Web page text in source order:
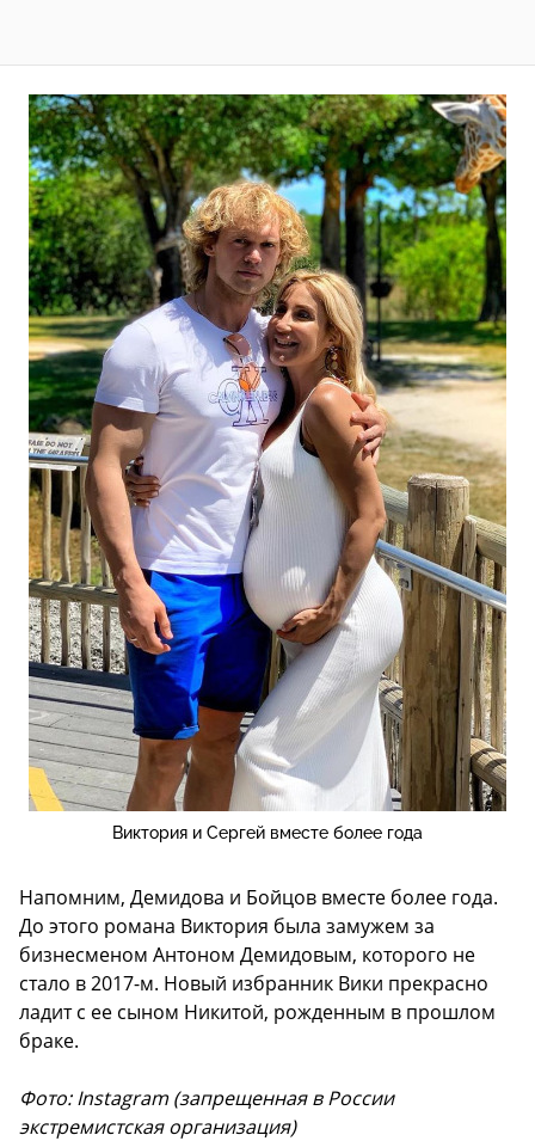
Виктория и Сергей вместе более года
Напомним, Демидова и Бойцов вместе более года.
До этого романа Виктория была замужем за
бизнесменом Антоном Демидовым, которого не
стало в 2017-м. Новый избранник Вики прекрасно
ладит с ее сыном Никитой, рожденным в прошлом
браке.
Фото: Instagram (запрещенная в России
экстремистская организация)